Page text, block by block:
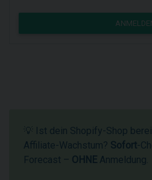
💡 Ist dein Shopify-Shop
Affiliate-Wachstum? Sofort-
Forecast – OHNE Anmeldung.